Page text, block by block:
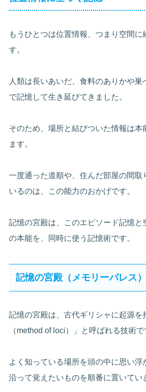
もうひとつは位置情報、つまり空間に
す。
人類は長いあいだ、食料のありかや巣
で記憶して生き延びてきました。
そのため、場所と結びついた情報は本
ます。
一度通った道順や、住んだ部屋の間取
いるのは、この能力のおかげです。
記憶の宮殿は、このエピソード記憶と
の本能を、同時に使う記憶術です。
記憶の宮殿（メモリーパレス
記憶の宮殿は、古代ギリシャに起源を
（method of loci）」と呼ばれる技術で
よく知っている場所を頭の中に思い浮
沿って覚えたいものを順番に置いてい